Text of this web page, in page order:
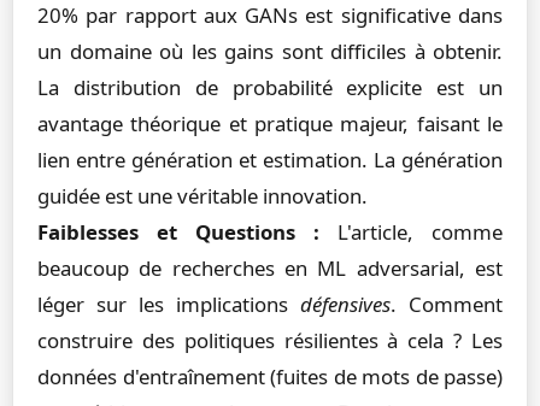
20% par rapport aux GANs est significative dans
un domaine où les gains sont difficiles à obtenir.
La distribution de probabilité explicite est un
avantage théorique et pratique majeur, faisant le
lien entre génération et estimation. La génération
guidée est une véritable innovation.
Faiblesses et Questions : L'article, comme
beaucoup de recherches en ML adversarial, est
léger sur les implications défensives. Comment
construire des politiques résilientes à cela ? Les
données d'entraînement (fuites de mots de passe)